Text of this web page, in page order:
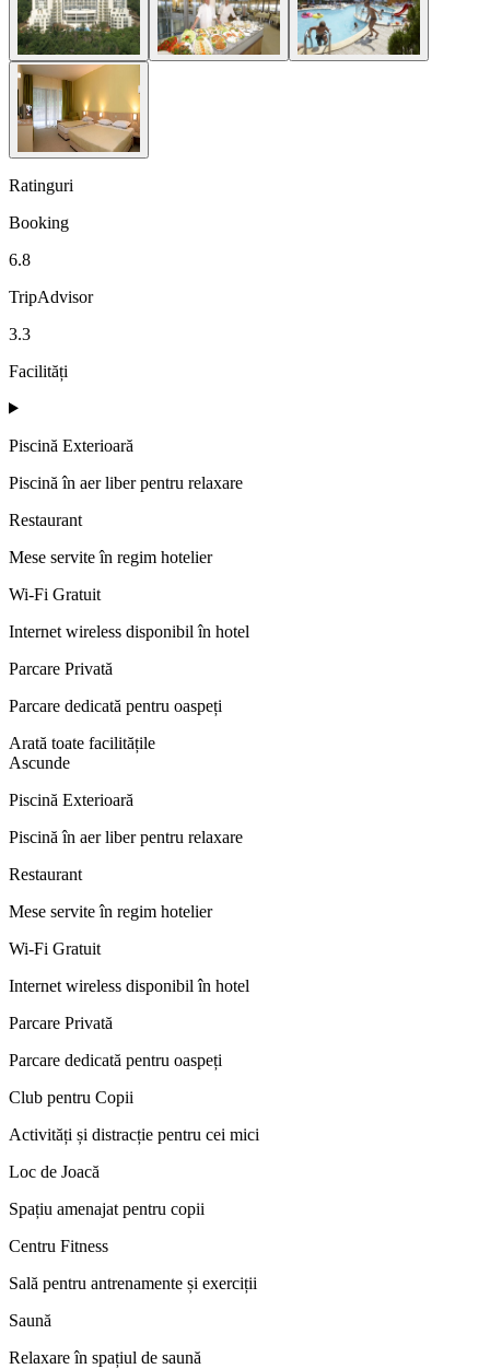
Ratinguri
Booking
6.8
TripAdvisor
3.3
Facilități
Piscină Exterioară
Piscină în aer liber pentru relaxare
Restaurant
Mese servite în regim hotelier
Wi-Fi Gratuit
Internet wireless disponibil în hotel
Parcare Privată
Parcare dedicată pentru oaspeți
Arată toate facilitățile
Ascunde
Piscină Exterioară
Piscină în aer liber pentru relaxare
Restaurant
Mese servite în regim hotelier
Wi-Fi Gratuit
Internet wireless disponibil în hotel
Parcare Privată
Parcare dedicată pentru oaspeți
Club pentru Copii
Activități și distracție pentru cei mici
Loc de Joacă
Spațiu amenajat pentru copii
Centru Fitness
Sală pentru antrenamente și exerciții
Saună
Relaxare în spațiul de saună